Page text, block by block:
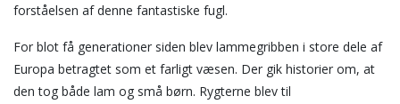
forståelsen af denne fantastiske fugl.
For blot få generationer siden blev lammegribben i store dele af
Europa betragtet som et farligt væsen. Der gik historier om, at
den tog både lam og små børn. Rygterne blev til